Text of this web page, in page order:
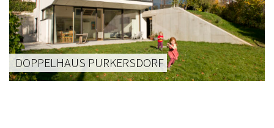
DOPPELHAUS PURKERSDORF